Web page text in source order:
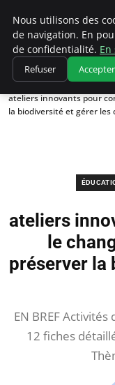
Accueil
Éducation au
ateliers innovants pour
la biodiversité et gérer les
ateliers
le
préserver la
EN BREF
12 fiches
Nous utilisons des
de navigation. En
de confidentialité.
Refuser Accepter